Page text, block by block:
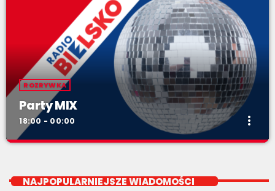
ROZRYWKA
Party MIX
18:00 - 00:00 more_vert
NAJPOPULARNIEJSZE WIADOMOŚCI